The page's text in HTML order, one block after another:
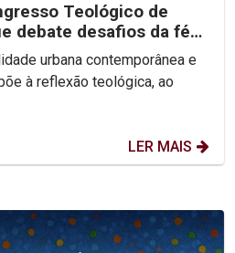
Teológico de
debate desafios da fé
urbana contemporânea e
à reflexão teológica, ao
LER MAIS